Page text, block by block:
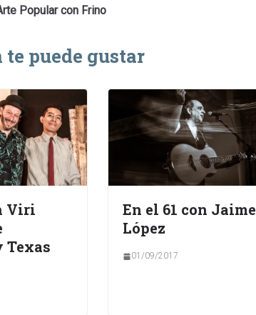
Popular con Frino
puede gustar
Viri
Texas
En el 61 con Jaime
López
01/09/2017